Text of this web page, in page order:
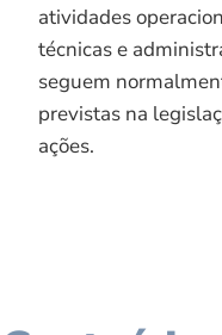
atividades
técnicas e
seguem
previstas na
ações.